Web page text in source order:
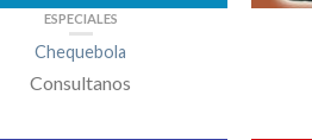
ESPECIALES
Chequebola
Consultanos